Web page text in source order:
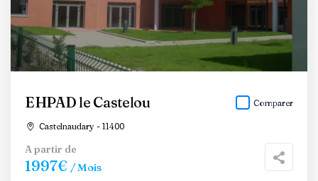
EHPAD le Castelou
Castelnaudary - 11400
Comparer
A partir de
1997€ / Mois